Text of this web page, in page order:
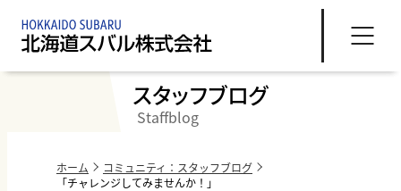
スタッフブログ
Staffblog
ホーム
コミュニティ：スタッフブログ
「チャレンジしてみませんか！」